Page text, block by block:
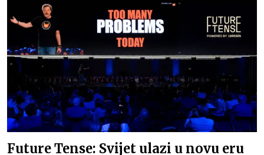
Future Tense: Svijet ulazi u novu eru